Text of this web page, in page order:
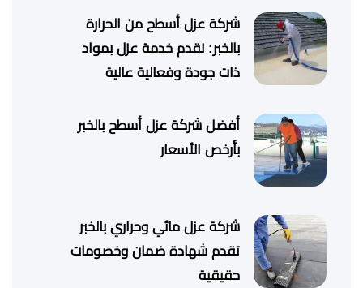
شركة عزل أسطح من الحرارة
بالخبر: نقدم خدمة عزل بمواد
ذات جودة وفعالية عالية
أفضل شركة عزل أسطح بالخبر
بأرخص الأسعار
شركة عزل مائي وحراري بالخبر
تقدم شهادة ضمان وخصومات
حقيقية